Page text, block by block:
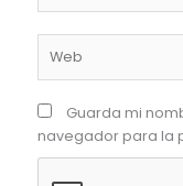
Guarda mi
navegador para la